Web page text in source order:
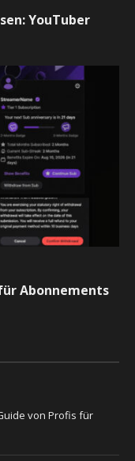
YouTuber
Abonnements
von Profis für